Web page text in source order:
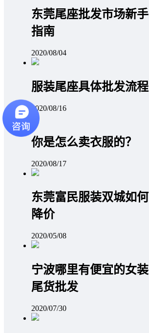
东莞尾座批发市场新手
指南
2020/08/04
服装尾座具体批发流程
2020/08/16
你是怎么卖衣服的？
2020/08/17
东莞富民服装双城如何
降价
2020/05/08
宁波哪里有便宜的女装
尾货批发
2020/07/30